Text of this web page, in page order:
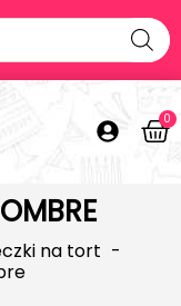
0
na tort